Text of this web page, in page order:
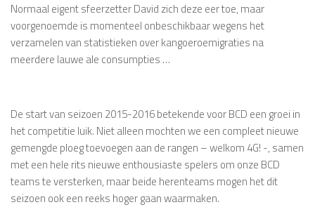
Normaal eigent sfeerzetter David zich deze eer toe, maar
voorgenoemde is momenteel onbeschikbaar wegens het
verzamelen van statistieken over kangoeroemigraties na
meerdere lauwe ale consumpties …
De start van seizoen 2015-2016 betekende voor BCD een groei in
het competitie luik. Niet alleen mochten we een compleet nieuwe
gemengde ploeg toevoegen aan de rangen – welkom 4G! -, samen
met een hele rits nieuwe enthousiaste spelers om onze BCD
teams te versterken, maar beide herenteams mogen het dit
seizoen ook een reeks hoger gaan waarmaken.